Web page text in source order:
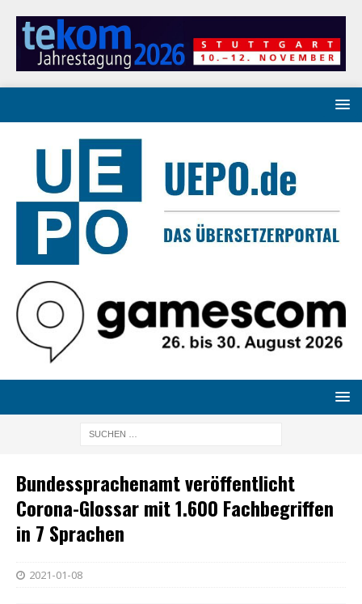
Bundessprachenamt veröffentlicht
Corona-Glossar mit 1.600 Fachbegriffen
in 7 Sprachen
2021-01-08